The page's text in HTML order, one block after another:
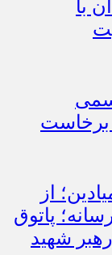
با
برخاست
از
پاتوق
شهید